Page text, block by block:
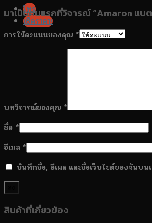
โทร
เช็คราคา!
มาเป็นคนแรกที่วิจารณ์ “Amaron แบ
การให้คะแนนของคุณ *
บทวิจารณ์ของคุณ *
ชื่อ *
อีเมล *
บันทึกชื่อ, อีเมล และชื่อเว็บไซต์ของฉันบน
สินค้าที่เกี่ยวข้อง